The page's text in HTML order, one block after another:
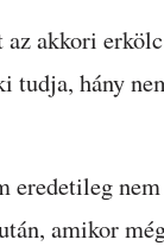
akkori
tudja, hány
amikor